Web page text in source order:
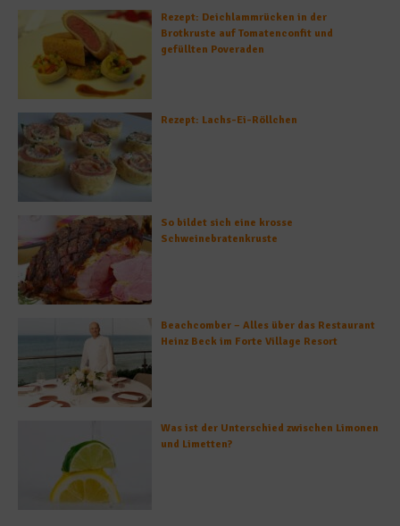
Rezept: Deichlammrücken in der
Brotkruste auf Tomatenconfit und
gefüllten Poveraden
Rezept: Lachs-Ei-Röllchen
So bildet sich eine krosse
Schweinebratenkruste
Beachcomber – Alles über das Restaurant
Heinz Beck im Forte Village Resort
Was ist der Unterschied zwischen Limonen
und Limetten?